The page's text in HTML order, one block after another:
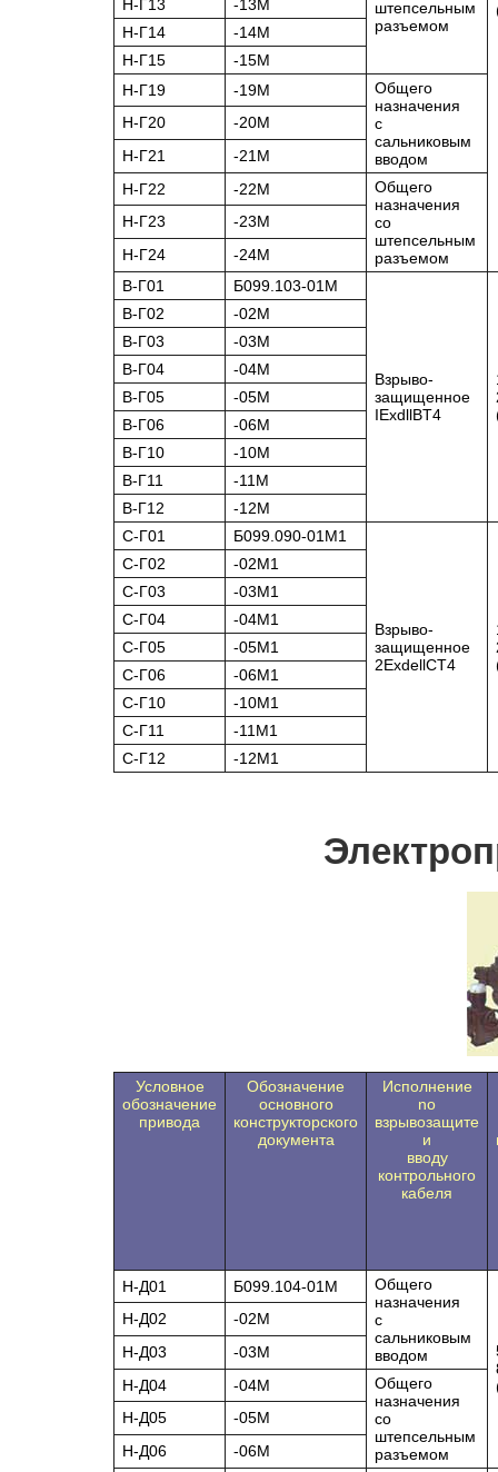
штепсельным
разъемом
Н-Г13
-13М
Н-Г14
-14М
Н-Г15
-15М
Н-Г19
-19М
Общего
назначения
с
сальниковым
вводом
Н-Г20
-20М
Н-Г21
-21М
Н-Г22
-22М
Общего
назначения
со
штепсельным
разъемом
Н-Г23
-23М
Н-Г24
-24М
В-Г01
Б099.103-01М
Взрыво-
защищенное
IExdllBT4
В-Г02
-02М
В-Г03
-03М
В-Г04
-04М
В-Г05
-05М
В-Г06
-06М
В-Г10
-10М
В-Г11
-11М
В-Г12
-12М
C-Г01
Б099.090-01М1
Взрыво-
защищенное
2ExdellCT4
C-Г02
-02М1
C-Г03
-03М1
C-Г04
-04М1
C-Г05
-05М1
C-Г06
-06М1
C-Г10
-10М1
C-Г11
-11М1
C-Г12
-12М1
Условное
обозначение
привода
Обозначение
основного
конструкторского
документа
Исполнение
no
взрывозащите
и
вводу
контрольного
кабеля
Н-Д01 Б099.104-01М
Общего
назначения
с
сальниковым
вводом
Н-Д02
-02М
Н-Д03
-03М
Н-Д04
-04М
Общего
назначения
со
штепсельным
разъемом
Н-Д05
-05М
Н-Д06
-06М